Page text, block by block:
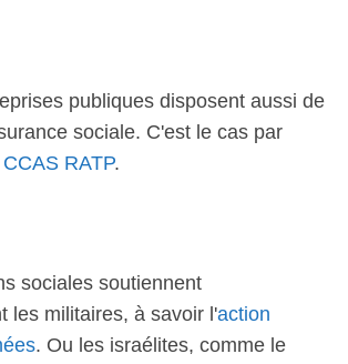
publiques disposent aussi de
sociale. C'est le cas par
CCAS RATP.
sociales soutiennent
les militaires, à savoir l'action
. Ou les israélites, comme le